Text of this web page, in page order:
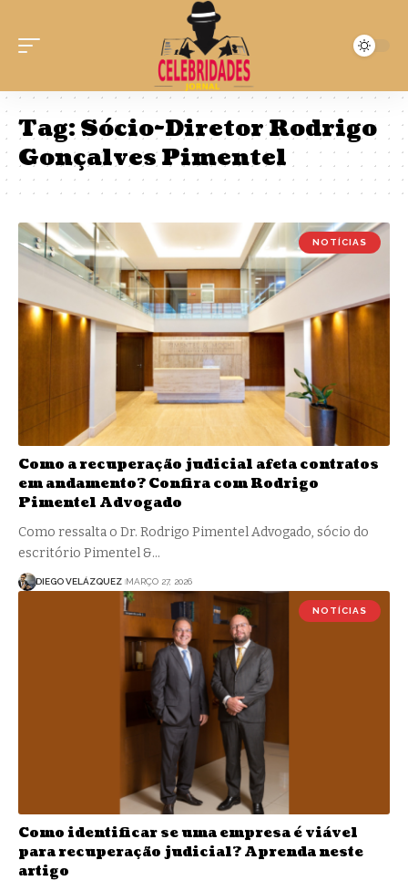
Tag:Sócio-Diretor Rodrigo
Gonçalves Pimentel
NOTÍCIAS
Como a recuperação judicial afeta contratos
em andamento? Confira com Rodrigo
Pimentel Advogado
Como ressalta o Dr. Rodrigo Pimentel Advogado, sócio do
escritório Pimentel &…
DIEGO VELÁZQUEZ MARÇO 27, 2026
NOTÍCIAS
Como identificar se uma empresa é viável
para recuperação judicial? Aprenda neste
artigo